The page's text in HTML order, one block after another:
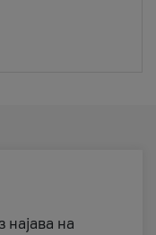
најава на